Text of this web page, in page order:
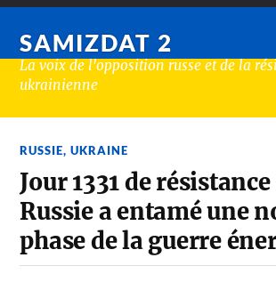
SAMIZDAT 2
La voix de l'opposition russe et de la
ukrainienne
RUSSIE,UKRAINE
Jour 1331 de
Russie a entamé une
phase de la guerre